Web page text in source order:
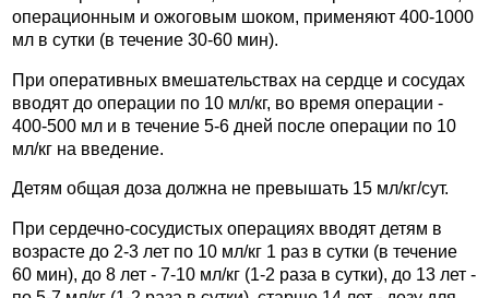
операционным и ожоговым шоком, применяют 400-1000
мл в сутки (в течение 30-60 мин).
При оперативных вмешательствах на сердце и сосудах
вводят до операции по 10 мл/кг, во время операции -
400-500 мл и в течение 5-6 дней после операции по 10
мл/кг на введение.
Детям общая доза должна не превышать 15 мл/кг/сут.
При сердечно-сосудистых операциях вводят детям в
возрасте до 2-3 лет по 10 мл/кг 1 раз в сутки (в течение
60 мин), до 8 лет - 7-10 мл/кг (1-2 раза в сутки), до 13 лет -